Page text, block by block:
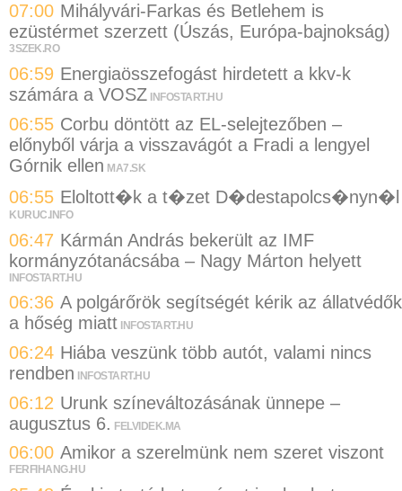
07:00 Mihályvári-Farkas és Betlehem is
ezüstérmet szerzett (Úszás, Európa-bajnokság)
3SZEK.RO
06:59 Energiaösszefogást hirdetett a kkv-k
számára a VOSZ INFOSTART.HU
06:55 Corbu döntött az EL-selejtezőben –
előnyből várja a visszavágót a Fradi a lengyel
Górnik ellen MA7.SK
06:55 Eloltott�k a t�zet D�destapolcs�nyn�l
KURUC.INFO
06:47 Kármán András bekerült az IMF
kormányzótanácsába – Nagy Márton helyett
INFOSTART.HU
06:36 A polgárőrök segítségét kérik az állatvédők
a hőség miatt INFOSTART.HU
06:24 Hiába veszünk több autót, valami nincs
rendben
INFOSTART.HU
06:12 Urunk színeváltozásának ünnepe –
augusztus 6. FELVIDEK.MA
06:00 Amikor a szerelmünk nem szeret viszont
FERFIHANG.HU